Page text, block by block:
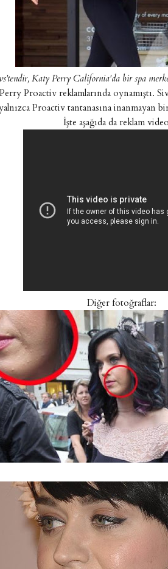
Katy Perry California'da bir spa
Proactiv reklamlarında oynamıştı.
Proactiv tantanasına inanmayan
İşte aşağıda da reklam
Diğer fotoğraflar: